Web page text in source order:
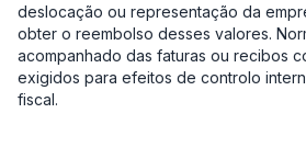
deslocação ou representação da
obter o reembolso desses valores.
acompanhado das faturas ou recibos
exigidos para efeitos de controlo
fiscal.